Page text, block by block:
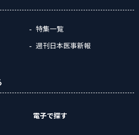
特集一覧
週刊日本医事新報
電子で探す